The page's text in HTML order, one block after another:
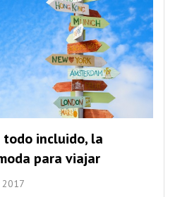
incluido, la
para viajar
2017